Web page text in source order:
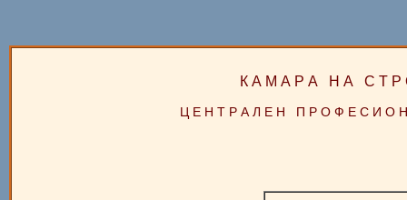
К А М А Р А Н А С Т Р
Ц Е Н Т Р А Л Е Н П Р О Ф Е С И О